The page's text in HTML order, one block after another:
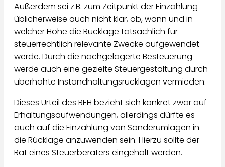
Außerdem sei z.B. zum Zeitpunkt der Einzahlung
üblicherweise auch nicht klar, ob, wann und in
welcher Höhe die Rücklage tatsächlich für
steuerrechtlich relevante Zwecke aufgewendet
werde. Durch die nachgelagerte Besteuerung
werde auch eine gezielte Steuergestaltung durch
überhöhte Instandhaltungsrücklagen vermieden.
Dieses Urteil des BFH bezieht sich konkret zwar auf
Erhaltungsaufwendungen, allerdings dürfte es
auch auf die Einzahlung von Sonderumlagen in
die Rücklage anzuwenden sein. Hierzu sollte der
Rat eines Steuerberaters eingeholt werden.